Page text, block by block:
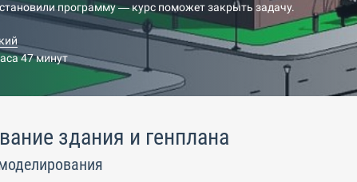
программу — курс поможет закрыть задачу.
47 минут
здания и генплана